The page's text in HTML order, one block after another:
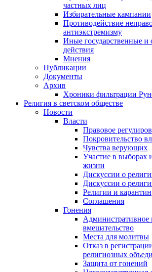
частных лиц
Избирательные кампании
Противодействие
антиэкстремизму
Иные государственные и
действия
Мнения
Публикации
Документы
Архив
Хроники фильтрации
Религия в светском обществе
Новости
Власти
Правовое
Покровительство
Чувства верующих
Участие в выборах
жизни
Дискуссии о
Дискуссии о
Религии и карантин
Соглашения
Гонения
Административное
вмешательство
Места для молитвы
Отказ в
религиозных
Защита от гонений